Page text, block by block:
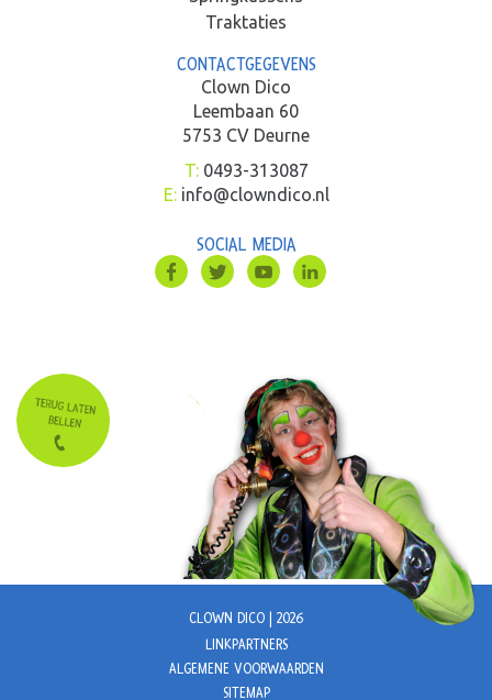
Traktaties
CONTACTGEGEVENS
Clown Dico
Leembaan 60
5753 CV Deurne
T:0493-313087
E: info@clowndico.nl
SOCIAL MEDIA
CLOWN DICO | 2026
LINKPARTNERS
ALGEMENE VOORWAARDEN
SITEMAP